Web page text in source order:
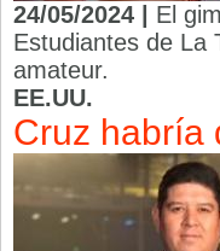
24/05/2024 | El
Estudiantes de La
amateur.
EE.UU.
Cruz habría